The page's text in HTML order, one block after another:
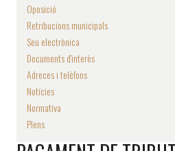
Oposició
Retribucions municipals
Seu electrònica
Documents d'interès
Adreces i telèfons
Notícies
Normativa
Plens